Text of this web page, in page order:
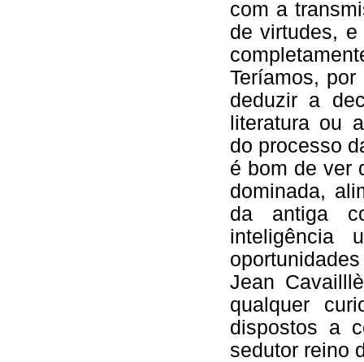
com a
de virtudes,
Teríamos,
deduzir a
literatura ou
do processo
é bom de ver
dominada,
da antiga
inteligência
Jean
qualquer
dispostos a
sedutor reino